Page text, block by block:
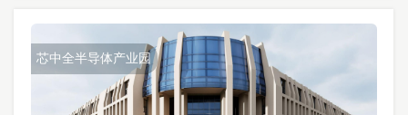
芯中全半导体产业园